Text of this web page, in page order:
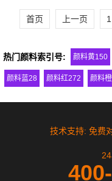
首页 上一页 1
热门颜料索引号: 颜料黄150
颜料蓝28 颜料红272 颜料
技术支持: 免费